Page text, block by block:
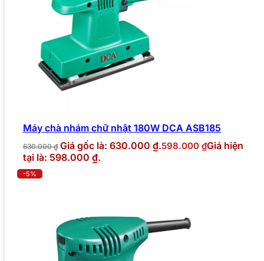
Máy chà nhám chữ nhật 180W DCA ASB185
630.000₫ Giá gốc là: 630.000 ₫.598.000 ₫Giá hiện
tại là: 598.000 ₫.
-5%